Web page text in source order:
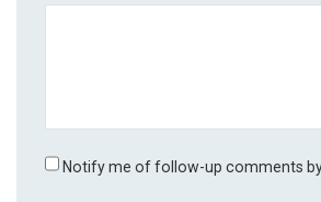
Notify me of follow-up comments